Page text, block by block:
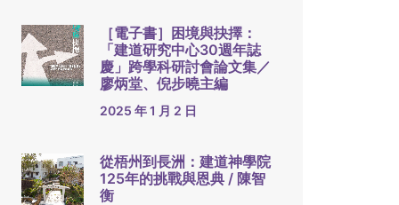
［電子書］困境與抉擇：
「建道研究中心30週年誌
慶」跨學科研討會論文集／
廖炳堂、倪步曉主編
2025 年 1 月 2 日
從梧州到長洲：建道神學院
125年的挑戰與恩典 / 陳智
衡